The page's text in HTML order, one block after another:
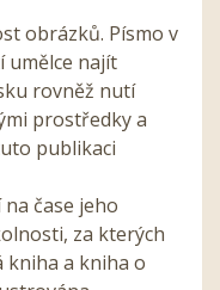
obrázků. Písmo v
umělce najít
rovněž nutí
prostředky a
publikaci
čase jeho
za kterých
kniha a kniha o